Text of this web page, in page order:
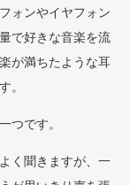
ォンやイヤフォン
で好きな音楽を流
が満ちたような耳
。
つです。
く聞きますが、一